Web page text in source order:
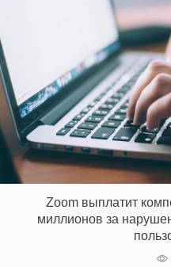
Zoom выплатит
миллионов за